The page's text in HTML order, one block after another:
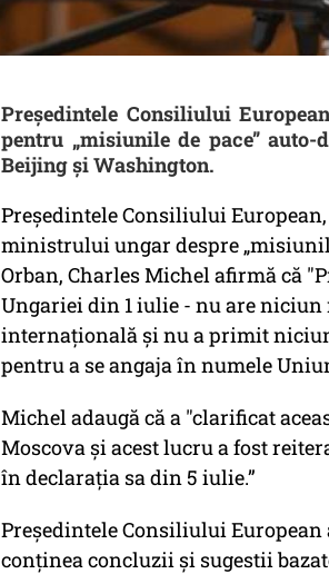
Președintele Consiliului
pentru „misiunile de pace”
Beijing și Washington.
Președintele Consiliului
ministrului ungar despre
Orban, Charles Michel afirmă că
Ungariei din 1 iulie - nu are
internațională și nu a primit
pentru a se angaja în numele
Michel adaugă că a "clarificat
Moscova și acest lucru a fost
în declarația sa din 5 iulie.”
Președintele Consiliului
conținea concluzii și sugestii